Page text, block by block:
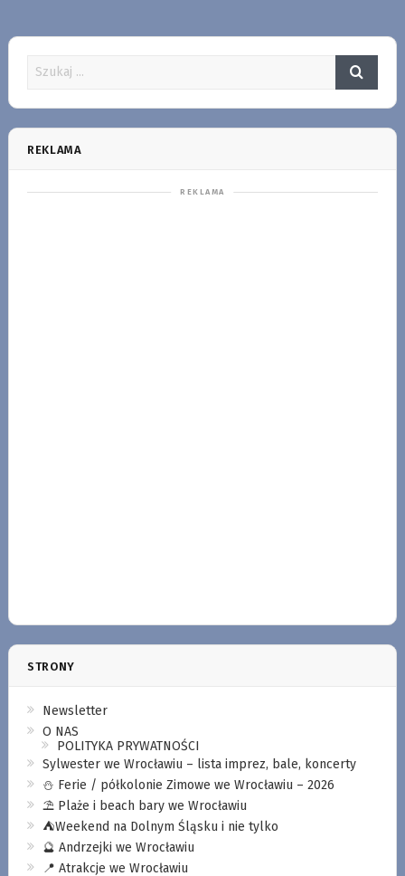
REKLAMA
STRONY
Newsletter
O NAS
POLITYKA PRYWATNOŚCI
Sylwester we Wrocławiu – lista imprez, bale, koncerty
⛄️ Ferie / półkolonie Zimowe we Wrocławiu – 2026
⛱️ Plaże i beach bary we Wrocławiu
⛺️Weekend na Dolnym Śląsku i nie tylko
🔮 Andrzejki we Wrocławiu
📍 Atrakcje we Wrocławiu